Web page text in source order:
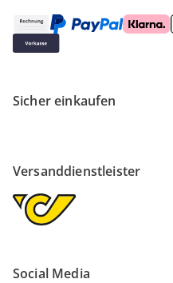
Sicher einkaufen
Versanddienstleister
Social Media